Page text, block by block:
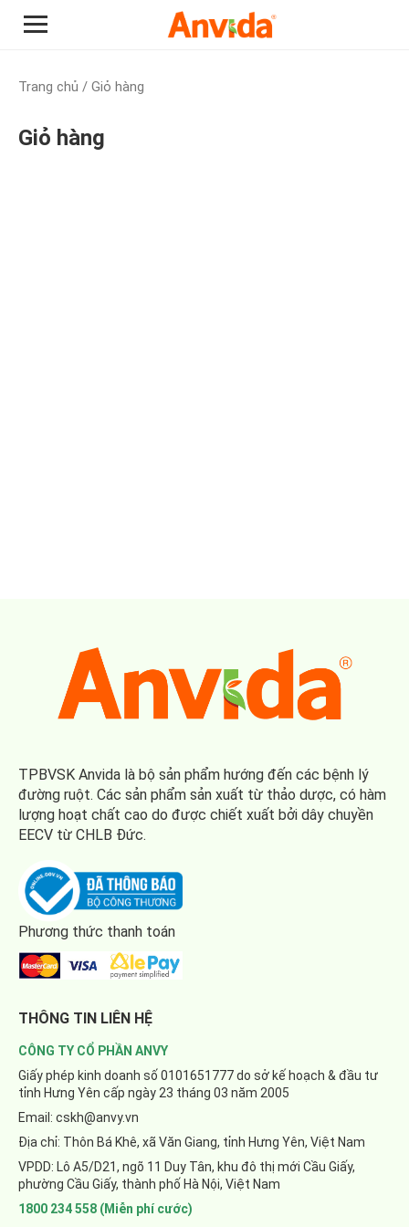
Trang chủ / Giỏ hàng
Giỏ hàng
TPBVSK Anvida là bộ sản phẩm hướng đến các bệnh lý
đường ruột. Các sản phẩm sản xuất từ thảo dược, có hàm
lượng hoạt chất cao do được chiết xuất bởi dây chuyền
EECV từ CHLB Đức.
Phương thức thanh toán
THÔNG TIN LIÊN HỆ
CÔNG TY CỔ PHẦN ANVY
Giấy phép kinh doanh số 0101651777 do sở kế hoạch & đầu tư
tỉnh Hưng Yên cấp ngày 23 tháng 03 năm 2005
Email: cskh@anvy.vn
Địa chỉ: Thôn Bá Khê, xã Văn Giang, tỉnh Hưng Yên, Việt Nam
VPDD: Lô A5/D21, ngõ 11 Duy Tân, khu đô thị mới Cầu Giấy,
phường Cầu Giấy, thành phố Hà Nội, Việt Nam
1800 234 558 (Miễn phí cước)